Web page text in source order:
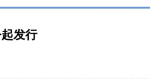
发行